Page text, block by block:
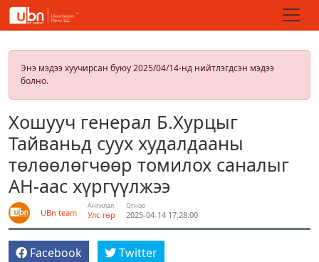
Энэ мэдээ хуучирсан буюу 2025/04/14-нд нийтлэгдсэн мэдээ
болно.
Хошууч генерал Б.Хурцыг
Тайваньд суух худалдааны
төлөөлөгчөөр томилох саналыг
АН-аас хүргүүлжээ
UBn team
Ангилал
Улс төр
Огноо
2025-04-14 17:28:00
Facebook Twitter